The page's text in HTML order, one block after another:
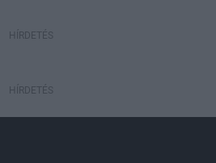
HÍRDETÉS
HÍRDETÉS